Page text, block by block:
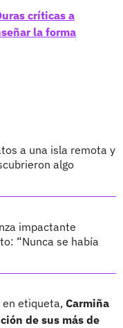
críticas a
la forma
a una isla remota y
algo
impactante
“Nunca se había
etiqueta, Carmiña
de sus más de